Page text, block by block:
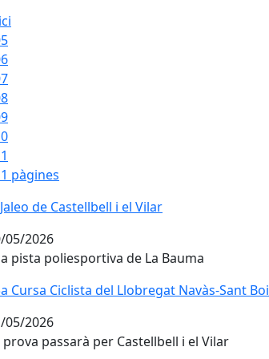
pàgines
de Castellbell i el Vilar
de Castellbell i el Vilar
05/2026
pista poliesportiva de La Bauma
Cursa Ciclista del Llobregat Navàs-Sant Boi
05/2026
prova passarà per Castellbell i el Vilar